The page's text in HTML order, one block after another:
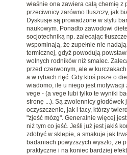
właśnie ona zawiera całą chemię z
przeciwnicy zarówno tłuszczy, jak
Dyskusje są prowadzone w stylu
naukowym. Ponadto zawodowi
socjotechniką np. zalecając
wspominają, że zupełnie nie
termicznej, gdyż powodują
wolnych rodników niż smalec.
przed czerwonym, ale w
a w rybach rtęć. Gdy ktoś pisze o
wiadomo, ile u niego jest
vege - (a vege lubi tylko te wyniki
stronę ...). Są zwolennicy głodówek
oczyszczenie, jak i tacy, którzy
"zjeść mózg". Generalnie więcej
niż tym co jeść. Jeśli już jest jakiś
zdobyć w sklepie, a smakuje jak
badaniach powyższych wyszło, że
praktyczne i na koniec bardziej